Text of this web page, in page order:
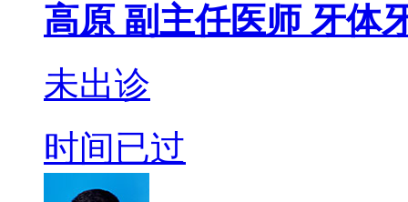
高原 副主任医师 牙体
未出诊
时间已过